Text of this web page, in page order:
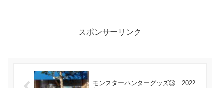
スポンサーリンク
モンスターハンターグッズ③ 2022